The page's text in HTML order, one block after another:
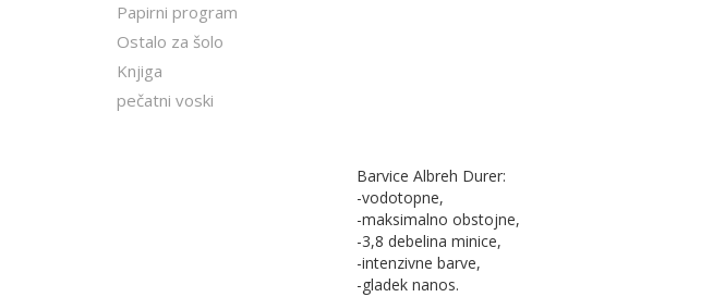
Papirni program
Ostalo za šolo
Knjiga
pečatni voski
Barvice Albreh Durer:
-vodotopne,
-maksimalno obstojne,
-3,8 debelina minice,
-intenzivne barve,
-gladek nanos.